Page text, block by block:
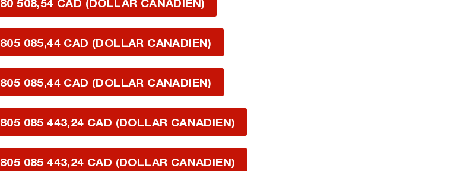
805 085,44 CAD (DOLLAR CANADIEN)
805 085,44 CAD (DOLLAR CANADIEN)
805 085 443,24 CAD (DOLLAR CANADIEN)
805 085 443,24 CAD (DOLLAR CANADIEN)